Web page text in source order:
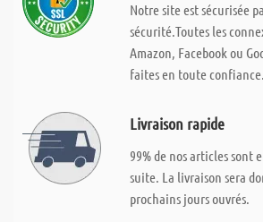
Notre site est sécurisée
sécurité.Toutes les
Amazon, Facebook ou
faites en toute confiance.
Livraison rapide
99% de nos articles sont
suite. La livraison sera
prochains jours ouvrés.